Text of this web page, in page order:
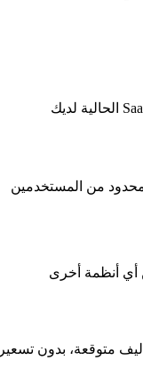
محدود من المستخدمين
أي أنظمة أخرى
متوقعة، بدون